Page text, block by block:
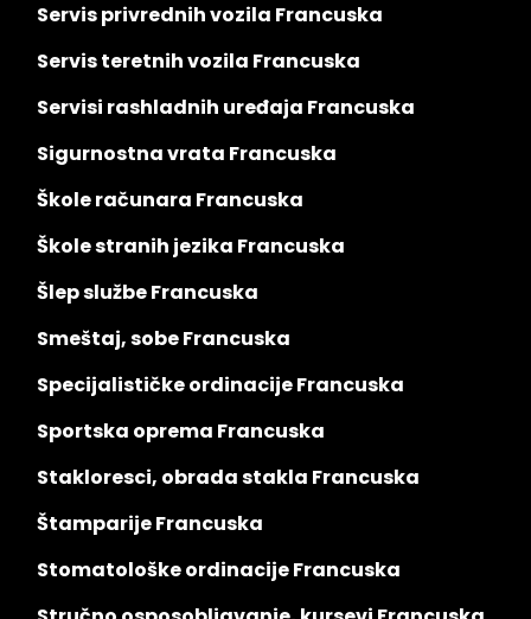
Servis privrednih vozila Francuska
Servis teretnih vozila Francuska
Servisi rashladnih uređaja Francuska
Sigurnostna vrata Francuska
Škole računara Francuska
Škole stranih jezika Francuska
Šlep službe Francuska
Smeštaj, sobe Francuska
Specijalističke ordinacije Francuska
Sportska oprema Francuska
Stakloresci, obrada stakla Francuska
Štamparije Francuska
Stomatološke ordinacije Francuska